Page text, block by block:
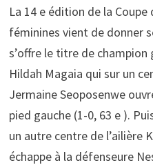
La 14 e édition de la
féminines vient de donner
s’offre le titre de
Hildah Magaia qui sur un
Jermaine Seoposenwe
pied gauche (1-0, 63 e ).
un autre centre de l’ailière
échappe à la défenseure